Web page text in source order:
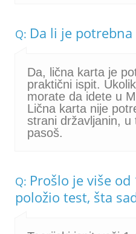
Q: Da li je
Da, lična karta je
praktični ispit.
morate da idete u
Lična karta nije
strani državljanin, u
pasoš.
Q: Prošlo je više
položio test, šta